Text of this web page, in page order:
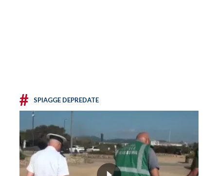
# SPIAGGE DEPREDATE